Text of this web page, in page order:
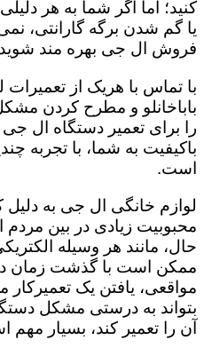
کنید؛ اما اگر شما به هر
یا گم شدن برگه گارانتی،
فروش ال جی بهره مند
با تماس با هریک از
باباخانلو و مطرح کردن
را برای تعمیر دستگاه ال جی
باکیفیت به شما، با تجربه
است.
لوازم خانگی ال جی به دلیل
محبوبیت زیادی در بین مردم
حال، مانند هر وسیله
ممکن است با گذشت زمان
مواقعی، یافتن یک تعمیرکار
بتواند به درستی مشکل
آن را تعمیر کند، بسیار مهم